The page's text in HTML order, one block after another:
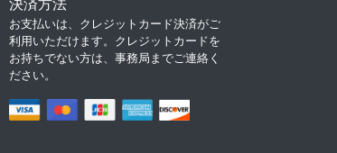
決済方法
お支払いは、クレジットカード決済がご
利用いただけます。クレジットカードを
お持ちでない方は、事務局までご連絡く
ださい。